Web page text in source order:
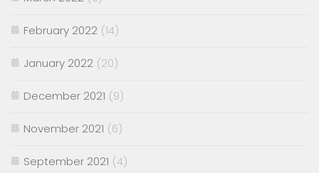
February 2022 (14)
January 2022 (20)
December 2021 (9)
November 2021 (6)
September 2021 (4)